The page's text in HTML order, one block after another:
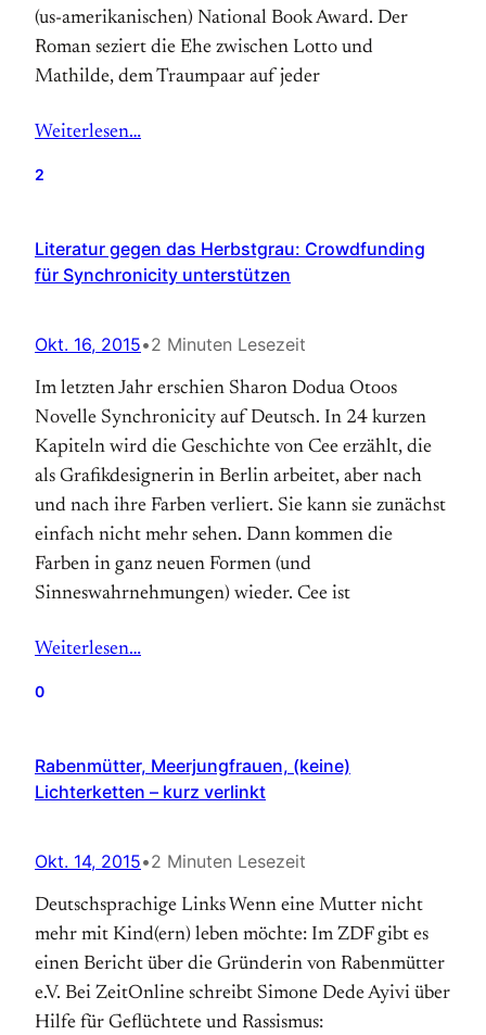
(us-amerikanischen) National Book Award. Der
Roman seziert die Ehe zwischen Lotto und
Mathilde, dem Traumpaar auf jeder
Weiterlesen…
2
Literatur gegen das Herbstgrau: Crowdfunding
für Synchronicity unterstützen
Okt. 16, 2015•2 Minuten Lesezeit
Im letzten Jahr erschien Sharon Dodua Otoos
Novelle Synchronicity auf Deutsch. In 24 kurzen
Kapiteln wird die Geschichte von Cee erzählt, die
als Grafikdesignerin in Berlin arbeitet, aber nach
und nach ihre Farben verliert. Sie kann sie zunächst
einfach nicht mehr sehen. Dann kommen die
Farben in ganz neuen Formen (und
Sinneswahrnehmungen) wieder. Cee ist
Weiterlesen…
0
Rabenmütter, Meerjungfrauen, (keine)
Lichterketten – kurz verlinkt
Okt. 14, 2015•2 Minuten Lesezeit
Deutschsprachige Links Wenn eine Mutter nicht
mehr mit Kind(ern) leben möchte: Im ZDF gibt es
einen Bericht über die Gründerin von Rabenmütter
e.V. Bei ZeitOnline schreibt Simone Dede Ayivi über
Hilfe für Geflüchtete und Rassismus: